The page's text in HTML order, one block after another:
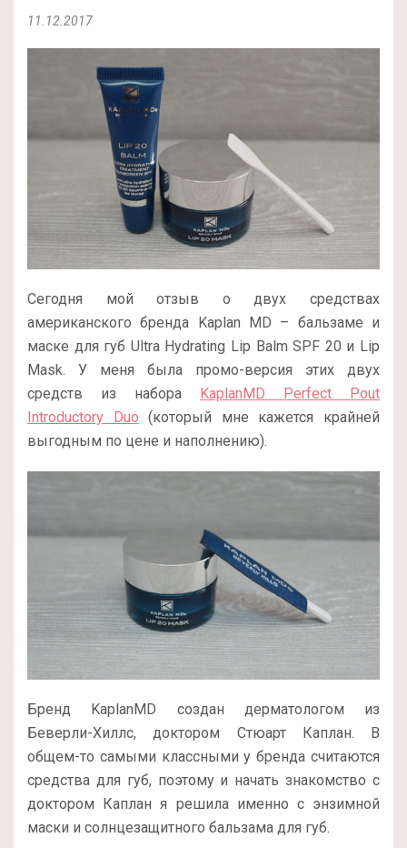
11.12.2017
Сегодня мой отзыв о двух средствах
американского бренда Kaplan MD – бальзаме и
маске для губ Ultra Hydrating Lip Balm SPF 20 и Lip
Mask. У меня была промо-версия этих двух
средств из набора KaplanMD Perfect Pout
Introductory Duo (который мне кажется крайней
выгодным по цене и наполнению).
Бренд KaplanMD создан дерматологом из
Беверли-Хиллс, доктором Стюарт Каплан. В
общем-то самыми классными у бренда считаются
средства для губ, поэтому и начать знакомство с
доктором Каплан я решила именно с энзимной
маски и солнцезащитного бальзама для губ.